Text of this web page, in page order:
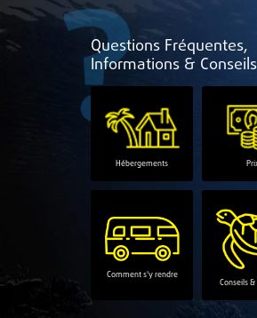
Questions Fréquentes,
Informations & Conseils
Hébergements
Comment s'y rendre
Conseils